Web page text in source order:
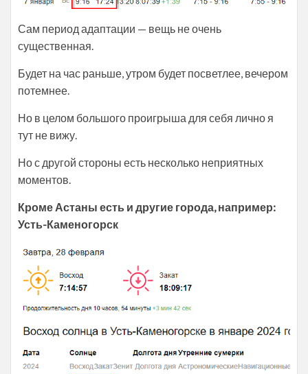
Сам период адаптации — вещь не очень
существенная.
Будет на час раньше, утром будет посветлее, вечером
потемнее.
Но в целом большого проигрыша для себя лично я
тут не вижу.
Но с другой стороны есть несколько неприятных
моментов.
Кроме Астаны есть и другие города, например:
Усть-Каменогорск